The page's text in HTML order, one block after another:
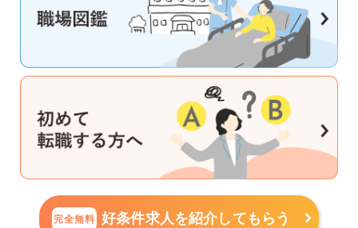
完全無料 好条件求人を紹介してもらう